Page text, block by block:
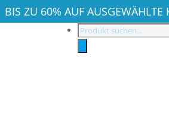
BIS ZU 60% AUF AUSGEWÄHLTE
Products